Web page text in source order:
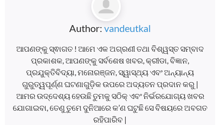
Author: vandeutkal
ଆପଣଙ୍କୁ ସ୍ଵାଗତ ! ଆମେ ଏକ ଅଗ୍ରଣୀ ତଥା ବିଶ୍ୱସ୍ତ ସମ୍ବାଦ
ପ୍ରକାଶକ, ଆପଣଙ୍କୁ ସର୍ବଶେଷ ଖବର, କ୍ରୀଡା, ବିଜ୍ଞାନ,
ପ୍ରଯୁକ୍ତିବିଦ୍ୟା, ମନୋରଞ୍ଜନ, ସ୍ୱାସ୍ଥ୍ୟ ଏବଂ ଅନ୍ୟାନ୍ୟ
ଗୁରୁତ୍ୱପୂର୍ଣ୍ଣ ଘଟଣାଗୁଡ଼ିକ ଉପରେ ଅଦ୍ୟତନ ପ୍ରଦାନ କରୁ |
ଆମର ଉଦ୍ଦେଶ୍ୟ ହେଉଛି ତୁମକୁ ସଠିକ୍ ଏବଂ ନିର୍ଭରଯୋଗ୍ୟ ଖବର
ଯୋଗାଇବା, ତେଣୁ ତୁମେ ଦୁନିଆରେ କ’ଣ ଘଟୁଛି ସେ ବିଷୟରେ ଅବଗତ
ରହିପାରିବ |